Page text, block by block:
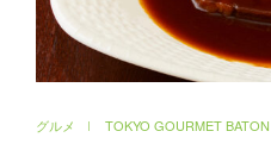
グルメ TOKYO GOURMET BATON